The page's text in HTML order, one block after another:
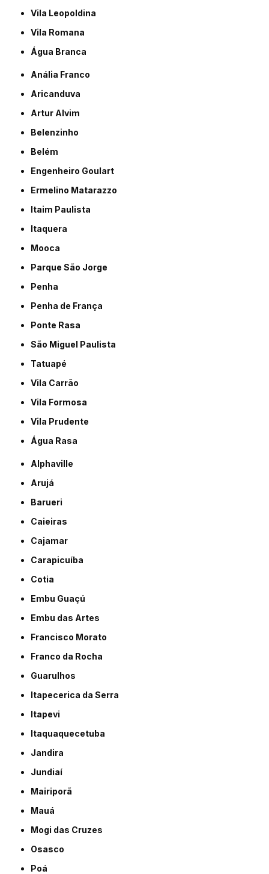
Vila Leopoldina
Vila Romana
Água Branca
Anália Franco
Aricanduva
Artur Alvim
Belenzinho
Belém
Engenheiro Goulart
Ermelino Matarazzo
Itaim Paulista
Itaquera
Mooca
Parque São Jorge
Penha
Penha de França
Ponte Rasa
São Miguel Paulista
Tatuapé
Vila Carrão
Vila Formosa
Vila Prudente
Água Rasa
Alphaville
Arujá
Barueri
Caieiras
Cajamar
Carapicuíba
Cotia
Embu Guaçú
Embu das Artes
Francisco Morato
Franco da Rocha
Guarulhos
Itapecerica da Serra
Itapevi
Itaquaquecetuba
Jandira
Jundiaí
Mairiporã
Mauá
Mogi das Cruzes
Osasco
Poá